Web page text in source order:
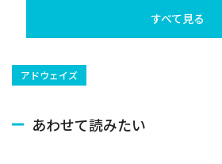
すべて見る
アドウェイズ
あわせて読みたい